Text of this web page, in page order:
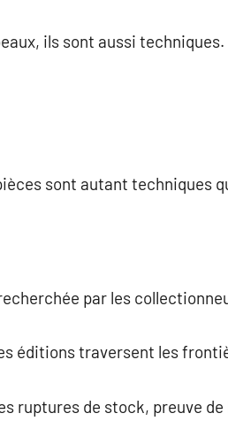
ils sont aussi
sont autant techniques
par les
éditions traversent les
ruptures de stock, preuve